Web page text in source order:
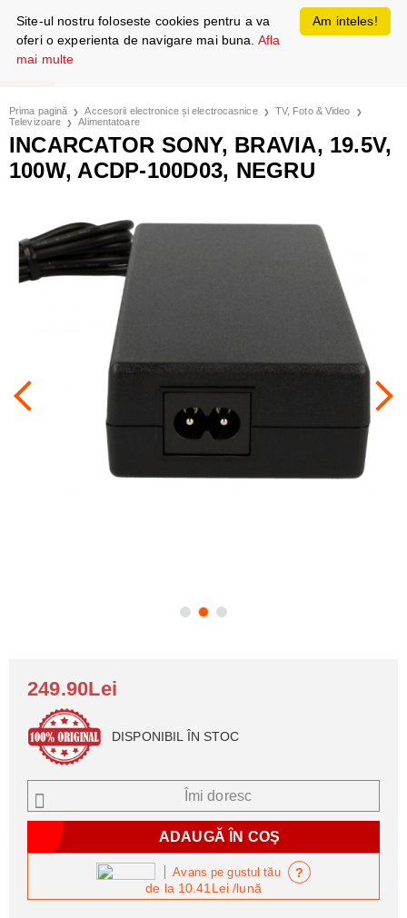
Prima pagină Accesorii electronice și electrocasnice
TV, Foto & Video
Televizoare
Alimentatoare
INCARCATOR SONY, BRAVIA, 19.5V,
100W, ACDP-100D03, NEGRU
249.90Lei
DISPONIBIL ÎN STOC
Îmi doresc
de la 10.41Lei/lună
Avans pe gustul tău ?
Am inteles!
Site-ul nostru foloseste cookies pentru a va
oferi o experienta de navigare mai buna. Afla
mai multe